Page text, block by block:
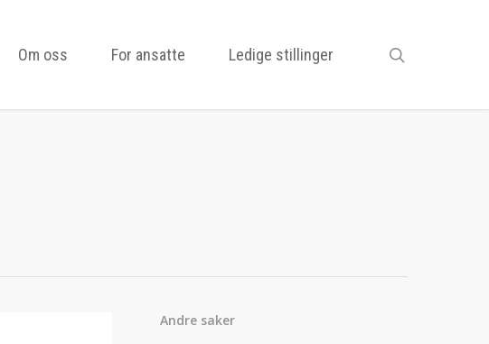
Om oss For ansatte Ledige stillinger
Andre saker